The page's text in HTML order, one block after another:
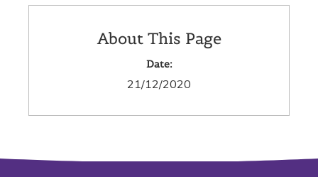
About This Page
Date:
21/12/2020